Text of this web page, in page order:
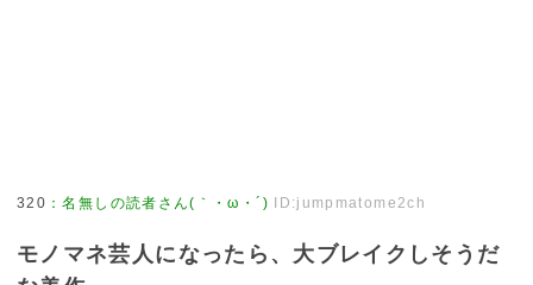
320 ：名無しの読者さん(｀・ω・´) ID:jumpmatome2ch
モノマネ芸人になったら、大ブレイクしそうだ